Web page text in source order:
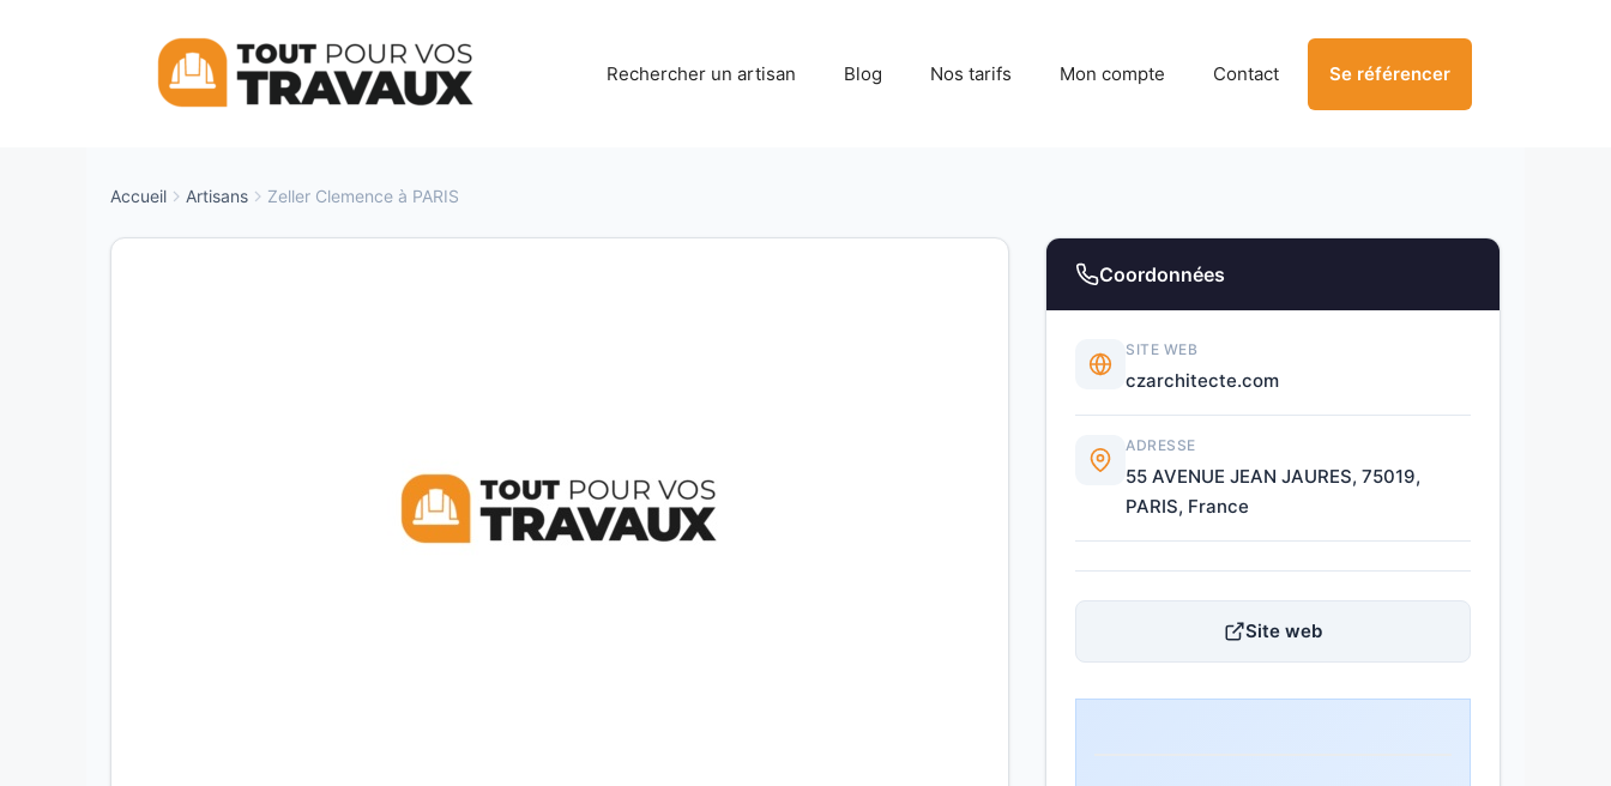
Rechercher un artisan Blog Nos tarifs Mon compte Contact Se référencer
Accueil Artisans Zeller Clemence à PARIS
Coordonnées
SITE WEB
czarchitecte.com
ADRESSE
55 AVENUE JEAN JAURES, 75019,
PARIS, France
Site web